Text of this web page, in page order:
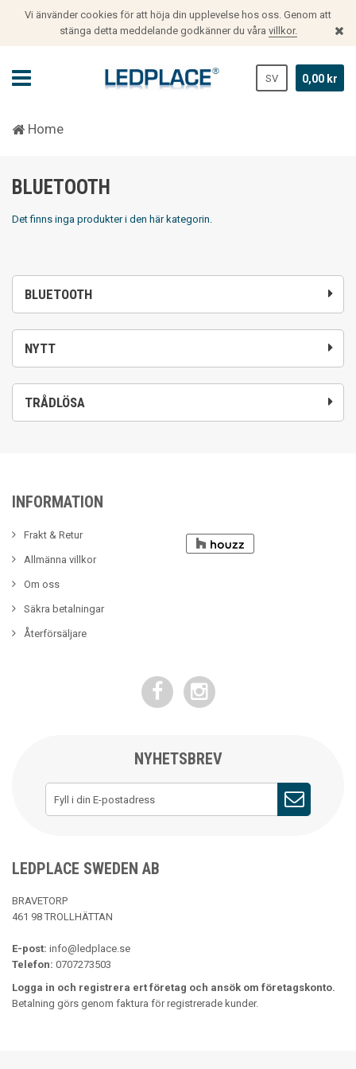
Vi änvänder cookies för att höja din upplevelse hos oss. Genom att
stänga detta meddelande godkänner du våra villkor.
0,00 kr
SV
Home
BLUETOOTH
NYTT
TRÅDLÖSA
BLUETOOTH
Det finns inga produkter i den här kategorin.
INFORMATION
Frakt & Retur
Allmänna villkor
Om oss
Säkra betalningar
Återförsäljare
NYHETSBREV
LEDPLACE SWEDEN AB
BRAVETORP
461 98 TROLLHÄTTAN
E-post: info@ledplace.se
Telefon: 0707273503
Logga in och registrera ert företag och ansök om företagskonto.
Betalning görs genom faktura för registrerade kunder.